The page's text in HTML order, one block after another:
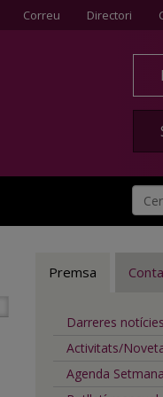
Correu Directori
Premsa
Darreres notícies
Activitats/
Agenda